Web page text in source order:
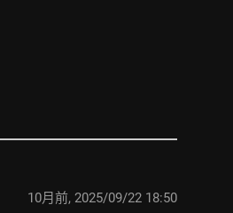
10月前, 2025/09/22 18:50